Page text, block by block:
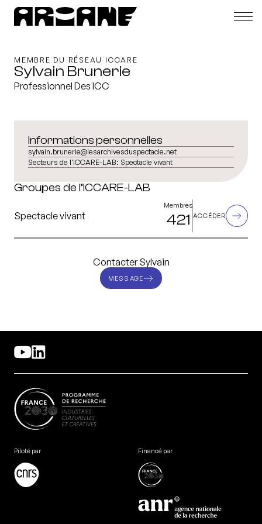
MEMBRE DU RÉSEAU ICCARE
Sylvain Brunerie
Professionnel Des ICC
Informations personnelles
sylvain.brunerie@lesarchivesduspectacle.net
Secteurs de l'ICCARE-LAB: Spectacle vivant
Groupes de l’ICCARE-LAB
Spectacle vivant
Membres
421 ACCÉDER
Contacter Sylvain
MESSAGE
Piloté par Financé par